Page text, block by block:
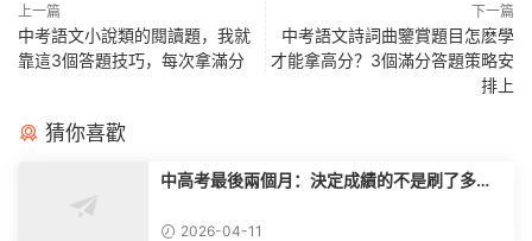
上一篇
中考語文小說類的閱讀題，我就
靠這3個答題技巧，每次拿滿分
下一篇
中考語文詩詞曲鑒賞題目怎麽學
才能拿高分？3個滿分答題策略安
排上
猜你喜歡
中高考最後兩個月：決定成績的不是刷了多少
2026-04-11